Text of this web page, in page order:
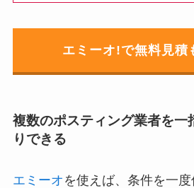
エミーオ!で無料見積
複数のポスティング業者を一
りできる
エミーオ を使えば、条件を一